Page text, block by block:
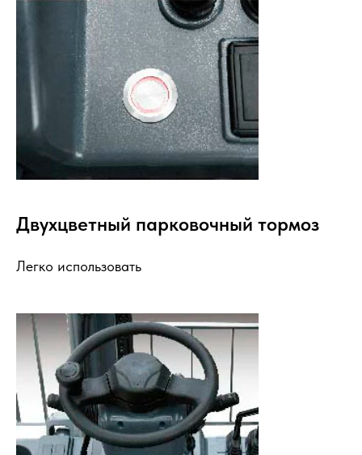
Двухцветный парковочный тормоз
Легко использовать